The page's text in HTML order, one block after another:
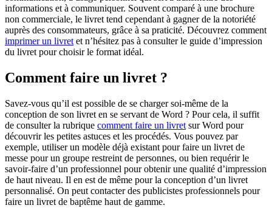
informations et à communiquer. Souvent comparé à une brochure
non commerciale, le livret tend cependant à gagner de la notoriété
auprès des consommateurs, grâce à sa praticité. Découvrez comment
imprimer un livretet n’hésitez pas à consulter le guide d’impression
du livret pour choisir le format idéal.
Comment faire un livret ?
Savez-vous qu’il est possible de se charger soi-même de la
conception de son livret en se servant de Word ? Pour cela, il suffit
de consulter la rubrique comment faire un livret sur Word pour
découvrir les petites astuces et les procédés. Vous pouvez par
exemple, utiliser un modèle déjà existant pour faire un livret de
messe pour un groupe restreint de personnes, ou bien requérir le
savoir-faire d’un professionnel pour obtenir une qualité d’impression
de haut niveau. Il en est de même pour la conception d’un livret
personnalisé. On peut contacter des publicistes professionnels pour
faire un livret de baptême haut de gamme.